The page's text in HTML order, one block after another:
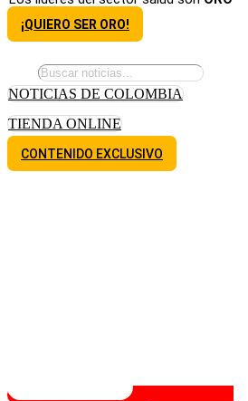
¡QUIERO SER ORO!
NOTICIAS DE COLOMBIA
TIENDA ONLINE
CONTENIDO EXCLUSIVO